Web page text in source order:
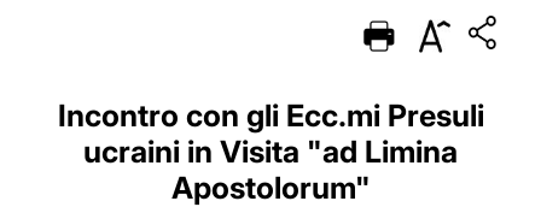
PORTUGUÊS
ESPAÑOL
DEUTSCH
Incontro con gli Ecc.mi Presuli
ucraini in Visita "ad Limina
Apostolorum"